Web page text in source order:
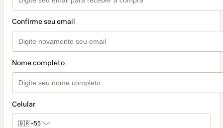
Confirme seu email
Nome completo
Celular
🇧🇷+55